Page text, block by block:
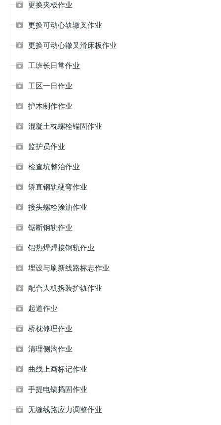
 更换夹板作业
 更换可动心轨辙叉作业
 更换可动心辙叉滑床板作业
 工班长日常作业
 工区一日作业
 护木制作作业
 混凝土枕螺栓锚固作业
 监护员作业
 检查坑整治作业
 矫直钢轨硬弯作业
 接头螺栓涂油作业
 锯断钢轨作业
 铝热焊焊接钢轨作业
 埋设与刷新线路标志作业
 配合大机拆装护轨作业
 起道作业
 桥枕修理作业
 清理侧沟作业
 曲线上画标记作业
 手提电镐捣固作业
 无缝线路应力调整作业